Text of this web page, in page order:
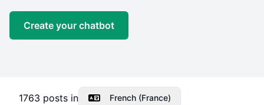
Create your chatbot
1763 posts in French (France)